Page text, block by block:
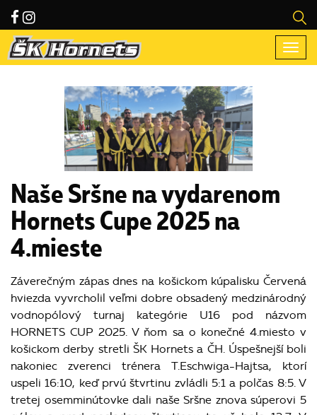
Naše Sršne na vydarenom
Hornets Cupe 2025 na
4.mieste
Záverečným zápas dnes na košickom kúpalisku Červená
hviezda vyvrcholil veľmi dobre obsadený medzinárodný
vodnopólový turnaj kategórie U16 pod názvom
HORNETS CUP 2025. V ňom sa o konečné 4.miesto v
košickom derby stretli ŠK Hornets a ČH. Úspešnejší boli
nakoniec zverenci trénera T.Eschwiga-Hajtsa, ktorí
uspeli 16:10, keď prvú štvrtinu zvládli 5:1 a polčas 8:5. V
tretej osemminútovke dali naše Sršne znova súperovi 5